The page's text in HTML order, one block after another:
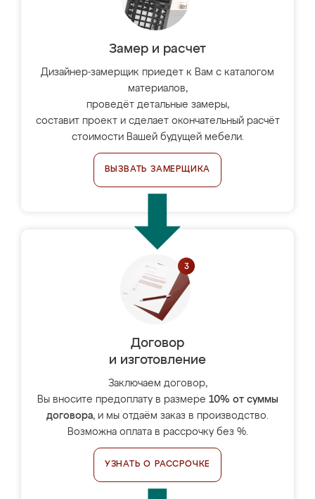
Замер и расчет
Дизайнер-замерщик приедет к Вам с каталогом
материалов,
проведёт детальные замеры,
составит проект и сделает окончательный расчёт
стоимости Вашей будущей мебели.
ВЫЗВАТЬ ЗАМЕРЩИКА
Договор
и изготовление
Заключаем договор,
Вы вносите предоплату в размере 10% от суммы
договора, и мы отдаём заказ в производство.
Возможна оплата в рассрочку без %.
УЗНАТЬ О РАССРОЧКЕ